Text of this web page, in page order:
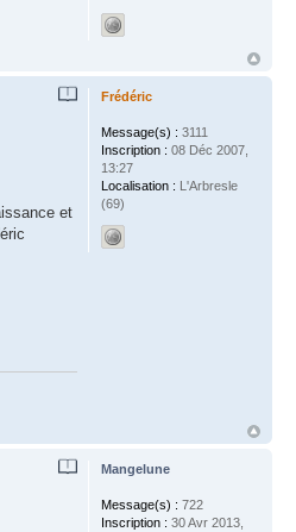
et
Frédéric
Message(s) : 3111
Inscription : 08 Déc 2007,
13:27
Localisation : L'Arbresle
(69)
Mangelune
Message(s) : 722
Inscription : 30 Avr 2013,